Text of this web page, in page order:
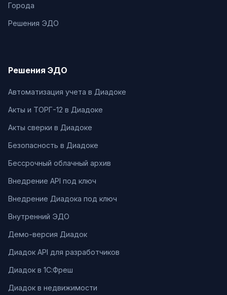
Города
Решения ЭДО
Решения ЭДО
Автоматизация учета в Диадоке
Акты и ТОРГ-12 в Диадоке
Акты сверки в Диадоке
Безопасность в Диадоке
Бессрочный облачный архив
Внедрение API под ключ
Внедрение Диадока под ключ
Внутренний ЭДО
Демо-версия Диадок
Диадок API для разработчиков
Диадок в 1С:Фреш
Диадок в недвижимости